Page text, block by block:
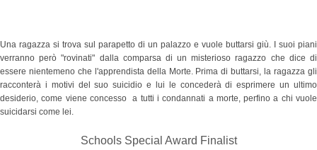
Una ragazza si trova sul parapetto di un palazzo e vuole buttarsi giù. I suoi piani
verranno però "rovinati" dalla comparsa di un misterioso ragazzo che dice di
essere nientemeno che l'apprendista della Morte. Prima di buttarsi, la ragazza gli
racconterà i motivi del suo suicidio e lui le concederà di esprimere un ultimo
desiderio, come viene concesso a tutti i condannati a morte, perfino a chi vuole
suicidarsi come lei.
Schools Special Award Finalist